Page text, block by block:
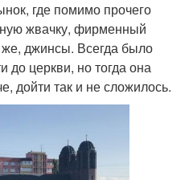
где помимо прочего
жвачку, фирменный
же, джинсы. Всегда было
до церкви, но тогда она
дойти так и не сложилось.